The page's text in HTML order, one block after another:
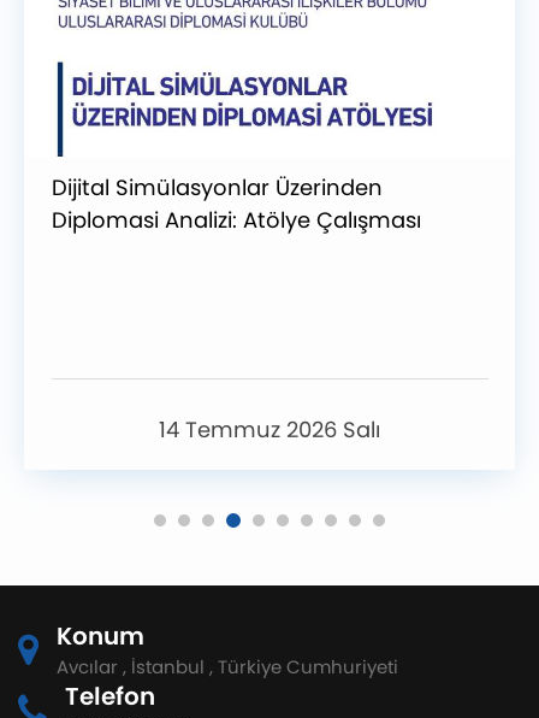
Dijital Simülasyonlar Üzerinden
Diplomasi Analizi: Atölye Çalışması
14 Temmuz 2026 Salı
Konum
Avcılar , İstanbul , Türkiye Cumhuriyeti
Telefon